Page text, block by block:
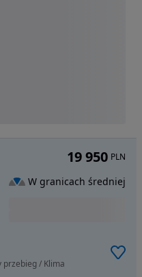
przebieg / Klima
19 950 PLN
W granicach średniej